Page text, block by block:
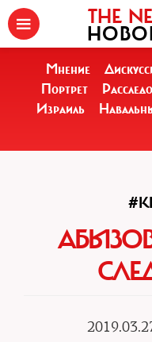
THE
Мнение
Портрет
Израиль